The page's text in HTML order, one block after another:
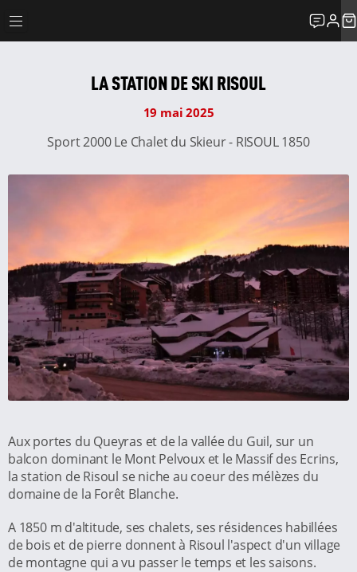
LA STATION DE SKI RISOUL
19 mai 2025
Sport 2000 Le Chalet du Skieur - RISOUL 1850
Aux portes du Queyras et de la vallée du Guil, sur un
balcon dominant le Mont Pelvoux et le Massif des Ecrins,
la station de Risoul se niche au coeur des mélèzes du
domaine de la Forêt Blanche.
A 1850 m d'altitude, ses chalets, ses résidences habillées
de bois et de pierre donnent à Risoul l'aspect d'un village
de montagne qui a vu passer le temps et les saisons.